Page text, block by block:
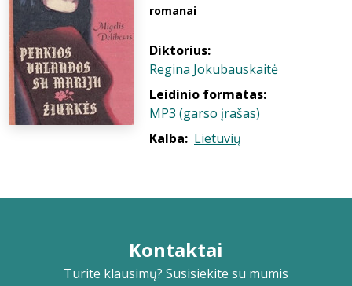
romanai
Diktorius:
Regina Jokubauskaitė
Leidinio formatas:
MP3 (garso įrašas)
Kalba: Lietuvių
Kontaktai
Turite klausimų? Susisiekite su mumis